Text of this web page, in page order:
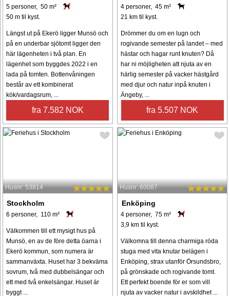
5 personer, 50 m²
50 m til kyst.
Längst ut på Ekerö ligger Munsö och
på en underbar sjötomt ligger den
här lägenheten i två plan. En
lägenhet som byggdes 2022 i en
lada på tomten. Bottenvåningen
består av ett kombinerat
kök/vardagsrum, ...
fra 7.582 NOK
4 personer, 45 m²
21 km til kyst.
Drömmer du om en lugn och
rogivande semester på landet – med
hästar och hagar runt knuten? Då
har ni möjligheten att njuta av en
härlig semester på vacker hästgård
med djur och natur inpå knuten i
Ängeby, ...
fra 5.507 NOK
Husnr: 53814
Stockholm
6 personer, 110 m²
Välkommen till ett mysigt hus på
Munsö, en av de före detta öarna i
Ekerö kommun, som numera är
sammanväxta. Huset har 3 bekväma
sovrum, två med dubbelsängar och
ett med två enkelsängar. Huset är
byggt ...
Husnr: 60087
Enköping
4 personer, 75 m²
3,9 km til kyst.
Välkomna till denna charmiga röda
stuga med vita knutar belägen i
Enköping, strax utanför Örsundsbro,
på grönskade och rogivande tomt.
Ett perfekt boende för er som vill
njuta av vacker natur i avskildhet ...